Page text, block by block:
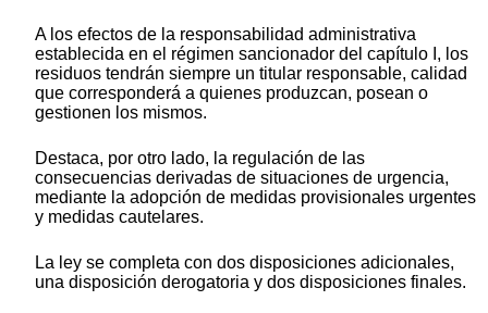
A los efectos de la responsabilidad administrativa
establecida en el régimen sancionador del capítulo I, los
residuos tendrán siempre un titular responsable, calidad
que corresponderá a quienes produzcan, posean o
gestionen los mismos.
Destaca, por otro lado, la regulación de las
consecuencias derivadas de situaciones de urgencia,
mediante la adopción de medidas provisionales urgentes
y medidas cautelares.
La ley se completa con dos disposiciones adicionales,
una disposición derogatoria y dos disposiciones finales.